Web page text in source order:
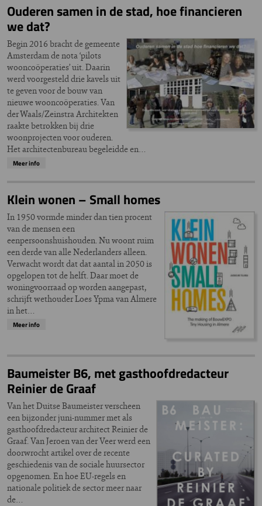
Ouderen samen in de stad, hoe financieren
we dat?
Begin 2016 bracht de gemeente
Amsterdam de nota ‘pilots
wooncoöperaties’ uit. Daarin
werd voorgesteld drie kavels uit
te geven voor de bouw van
nieuwe wooncoöperaties. Van
der Waals/Zeinstra Architekten
raakte betrokken bij drie
woonprojecten voor ouderen.
Het architectenbureau begeleidde en…
Meer info
Klein wonen – Small homes
In 1950 vormde minder dan tien procent
van de mensen een
eenpersoonshuishouden. Nu woont ruim
een derde van alle Nederlanders alleen.
Verwacht wordt dat dat aantal in 2050 is
opgelopen tot de helft. Daar moet de
woningvoorraad op worden aangepast,
schrijft wethouder Loes Ypma van Almere
in het…
Meer info
Baumeister B6, met gasthoofdredacteur
Reinier de Graaf
Van het Duitse Baumeister verscheen
een bijzonder juni-nummer met als
gasthoofdredacteur architect Reinier de
Graaf. Van Jeroen van der Veer werd een
doorwrocht artikel over de recente
geschiedenis van de sociale huursector
opgenomen. En hoe EU-regels en
nationale politiek de sector meer naar
de…